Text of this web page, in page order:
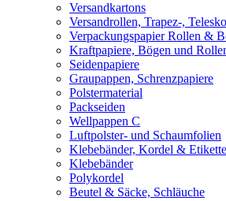
Versandkartons
Versandrollen, Trapez-,
Verpackungspapier Rollen &
Kraftpapiere, Bögen und
Seidenpapiere
Graupappen, Schrenzpapiere
Polstermaterial
Packseiden
Wellpappen C
Luftpolster- und Schaumfolien
Klebebänder, Kordel &
Klebebänder
Polykordel
Beutel & Säcke, Schläuche